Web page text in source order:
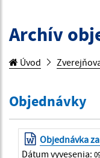
Archív
Úvod
Objednávky
Objednávka
Dátum vyvesenia: